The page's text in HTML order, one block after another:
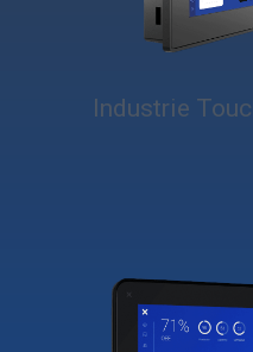
Industrie